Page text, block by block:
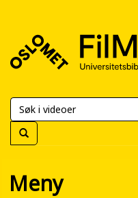
FilMet
Meny